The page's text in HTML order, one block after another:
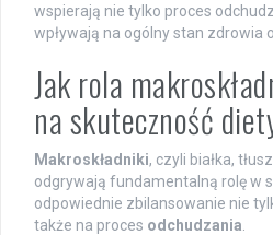
wspierają nie tylko proces
wpływają na ogólny stan zdrowia
Jak rola
na skuteczność
Makroskładniki, czyli białka,
odgrywają fundamentalną rolę w
odpowiednie zbilansowanie nie
także na proces odchudzania